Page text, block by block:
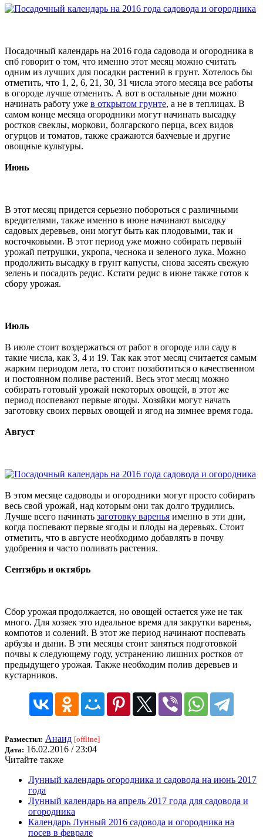
Посадочный календарь на 2016 года садовода и огородника в
спб говорит о том, что именно этот месяц можно считать
одним из лучших для посадки растений в грунт. Хотелось бы
отметить, что 1, 2, 6, 21, 30, 31 числа этого месяца все работы
в огороде лучше отменить. А вот в остальные дни можно
начинать работу уже в открытом грунте, а не в теплицах. В
самом конце месяца огородники могут начинать высадку
ростков свеклы, моркови, болгарского перца, всех видов
огурцов и томатов, также сражаются бахчевые и другие
овощные культуры.
Июнь
В этот месяц придется серьезно побороться с различными
вредителями, также именно в июне начинают высадку
садовых деревьев, они могут быть как плодовыми, так и
косточковыми. В этот период уже можно собирать первый
урожай петрушки, укропа, чеснока и зеленого лука. Можно
продолжить высадку в грунт капусты, снова засеять свежую
зелень и посадить редис. Кстати редис в июне также готов к
сбору урожая.
Июль
В июле стоит воздержаться от работ в огороде или саду в
такие числа, как 3, 4 и 19. Так как этот месяц считается самым
жарким периодом лета, то стоит позаботиться о качественном
и постоянном поливе растений. Весь этот месяц можно
собирать готовый урожай некоторых овощей, в этот же
период поспевают первые ягоды. Хозяйки могут начать
заготовку своих первых овощей и ягод на зимнее время года.
Август
В этом месяце садоводы и огородники могут просто собирать
весь свой урожай, над которым они так долго трудились.
Лучше всего начинать заготовку варенья именно в эти дни,
когда поспевают первые ягоды и плоды на деревьях. Стоит
отметить, что в августе необходимо добавлять в почву
удобрения и часто поливать растения.
Сентябрь и октябрь
Сбор урожая продолжается, но овощей остается уже не так
много. Для хозяек это идеальное время для закрутки варенья,
компотов и солений. В этот же период начинают поспевать
арбузы и дыни. В эти месяцы стоит заняться подготовкой
почвы к следующему году, устранению лишних ростков от
предыдущего урожая. Также необходим полив деревьев и
кустарников.
Разместил: Анаид [offline]
Дата: 16.02.2016 / 23:04
Читайте также
Лунный календарь огородника и садовода на июнь 2017
года
Лунный календарь на апрель 2017 года для садовода и
огородника
Календарь Лунный 2016 садовода и огородника на
посев в феврале